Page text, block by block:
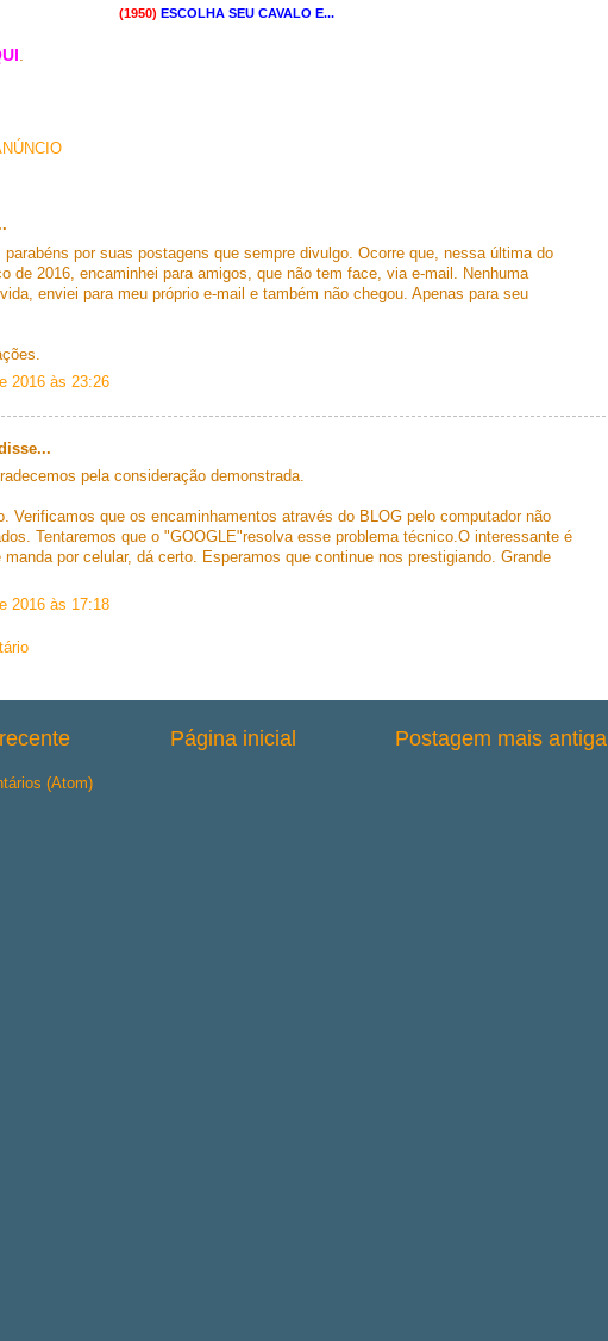
(1950) ESCOLHA SEU CAVALO E...
parabéns por suas postagens que sempre divulgo. Ocorre que, nessa última do
de 2016, encaminhei para amigos, que não tem face, via e-mail. Nenhuma
enviei para meu próprio e-mail e também não chegou. Apenas para seu
2016 às 23:26
pela consideração demonstrada.
Verificamos que os encaminhamentos através do BLOG pelo computador não
Tentaremos que o "GOOGLE"resolva esse problema técnico.O interessante é
manda por celular, dá certo. Esperamos que continue nos prestigiando. Grande
2016 às 17:18
Postagem mais antiga
Página inicial
(Atom)